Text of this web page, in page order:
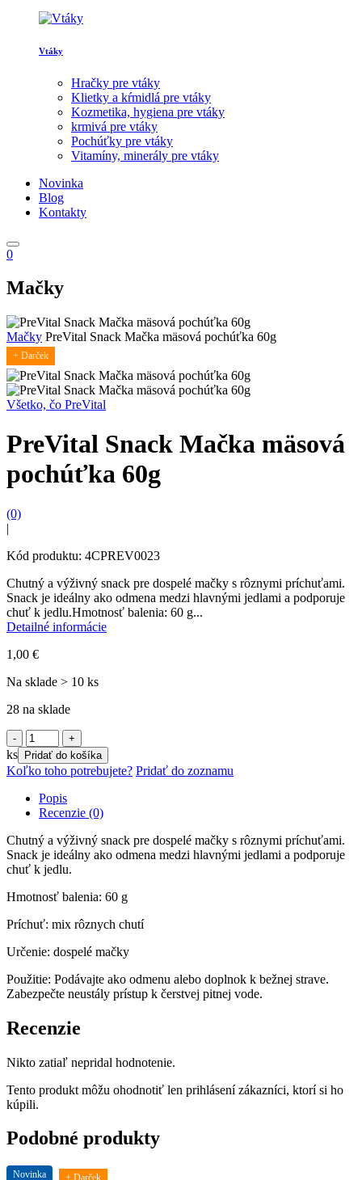
Vtáky
Hračky pre vtáky
Klietky a kŕmidlá pre vtáky
Kozmetika, hygiena pre vtáky
krmivá pre vtáky
Pochúťky pre vtáky
Vitamíny, minerály pre vtáky
Novinka
Blog
Kontakty
0
Mačky
Mačky PreVital Snack Mačka mäsová pochúťka 60g
+ Darček
Všetko, čo PreVital
PreVital Snack Mačka mäsová
pochúťka 60g
(0)
|
Kód produktu: 4CPREV0023
Chutný a výživný snack pre dospelé mačky s rôznymi príchuťami.
Snack je ideálny ako odmena medzi hlavnými jedlami a podporuje
chuť k jedlu.Hmotnosť balenia: 60 g...
Detailné informácie
1,00 €
Na sklade > 10 ks
28 na sklade
množstvo
PreVital
Snack
Mačka
mäsová
pochúťka
ks Pridať do košíka
Koľko toho potrebujete? Pridať do zoznamu
Popis
Recenzie (0)
Chutný a výživný snack pre dospelé mačky s rôznymi príchuťami.
Snack je ideálny ako odmena medzi hlavnými jedlami a podporuje
chuť k jedlu.
Hmotnosť balenia: 60 g
Príchuť: mix rôznych chutí
Určenie: dospelé mačky
Použitie: Podávajte ako odmenu alebo doplnok k bežnej strave.
Zabezpečte neustály prístup k čerstvej pitnej vode.
Recenzie
Nikto zatiaľ nepridal hodnotenie.
Tento produkt môžu ohodnotiť len prihlásení zákazníci, ktorí si ho
kúpili.
Podobné produkty
Novinka + Darček